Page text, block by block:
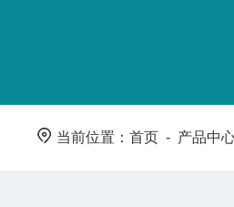
当前位置：首页 - 产品中